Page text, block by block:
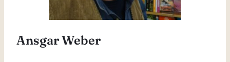
Ansgar Weber